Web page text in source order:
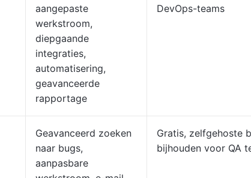
aangepaste
werkstroom,
diepgaande
integraties,
automatisering,
geavanceerde
rapportage
DevOps-teams
Geavanceerd zoeken
naar bugs,
aanpasbare
Gratis, zelfgehoste
bijhouden voor QA